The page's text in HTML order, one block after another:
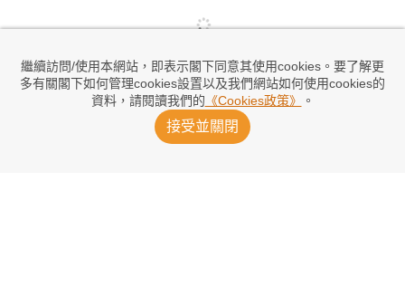
繼續訪問/使用本網站，即表示閣下同意其使用cookies。要了解更
多有關閣下如何管理cookies設置以及我們網站如何使用cookies的
資料，請閱讀我們的 《Cookies政策》 。
接受並關閉